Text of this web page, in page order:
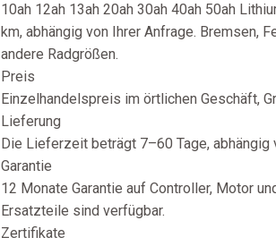
10ah 12ah 13ah 20ah 30ah 40ah 50ah
km, abhängig von Ihrer Anfrage. Bremsen,
andere Radgrößen.
Preis
Einzelhandelspreis im örtlichen Geschäft,
Lieferung
Die Lieferzeit beträgt 7–60 Tage, abhängig
Garantie
12 Monate Garantie auf Controller, Motor
Ersatzteile sind verfügbar.
Zertifikate